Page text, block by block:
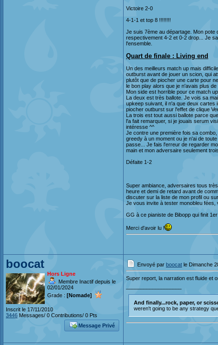
Victoire 2-0
4-1-1 et top 8 !!!!!!!!
Je suis 7ème au départage. Mon pote
respectivement 4-2 et 0-2 drop... Je
l'ensemble.
Quart de finale : Living end
Un des meilleurs match up mais
outburst avant de jouer un scion, qui
plutôt que de piocher une carte pour
le bon play alors que je n'avais plus
Mon side est horrible pour ce match
La deux est très ballote. Je vois sa
upkeep suivant, il n'a que deux cartes
piocher outburst sur l'effet de clique
La trois est tout aussi ballote parce
l'a fait remarquer, si je jouais serum
intéresse ^^
Je contre une première fois sa
greedy à un moment ou je n'ai de
passe... Je fais l'erreur de regarder
main et mon adversaire seulement
Défaite 1-2
Super ambiance, adversaires tous
heure et demi de retard avant de
discuter sur la liste de mon profil ou
Je vous invite à tester monobleu
GG à ce pianiste de Bibopp qui finit
Merci d'avoir lu !
boocat
Hors Ligne
Membre Inactif depuis le
02/01/2024
Grade : [Nomade]
Inscrit le 17/11/2010
3446 Messages/ 0 Contributions/ 0 Pts
Message Privé
Envoyé par boocat le Dimanche
Super report, la narration est fluide et
And finally...rock, paper, or
weren't going to be any strategy